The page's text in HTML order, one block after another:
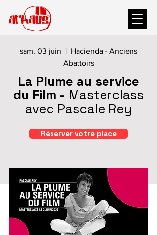
sam. 03 juin | Hacienda - Anciens
Abattoirs
La Plume au service
du Film - Masterclass
avec Pascale Rey
Réserver votre place